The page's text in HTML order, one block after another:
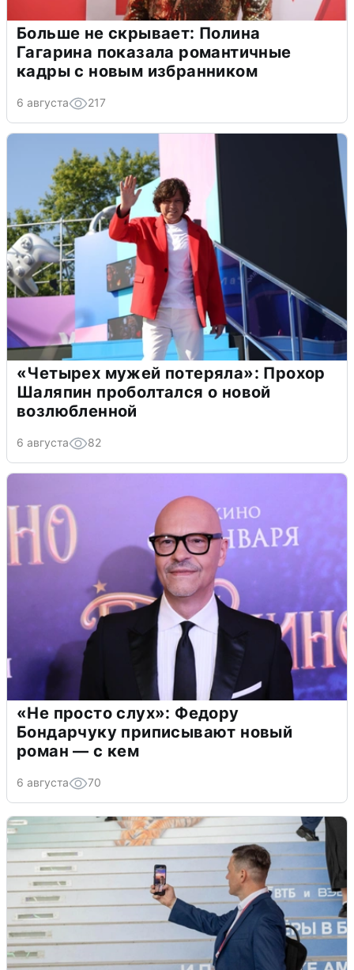
Больше не скрывает: Полина
Гагарина показала романтичные
кадры с новым избранником
6 августа 217
«Четырех мужей потеряла»: Прохор
Шаляпин проболтался о новой
возлюбленной
6 августа 82
«Не просто слух»: Федору
Бондарчуку приписывают новый
роман — с кем
6 августа 70